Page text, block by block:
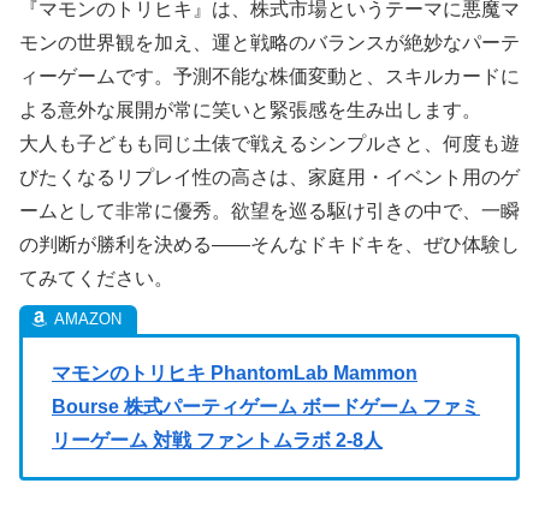
『マモンのトリヒキ』は、株式市場というテーマに悪魔マ
モンの世界観を加え、運と戦略のバランスが絶妙なパーテ
ィーゲームです。予測不能な株価変動と、スキルカードに
よる意外な展開が常に笑いと緊張感を生み出します。
大人も子どもも同じ土俵で戦えるシンプルさと、何度も遊
びたくなるリプレイ性の高さは、家庭用・イベント用のゲ
ームとして非常に優秀。欲望を巡る駆け引きの中で、一瞬
の判断が勝利を決める――そんなドキドキを、ぜひ体験し
てみてください。
マモンのトリヒキ PhantomLab Mammon
Bourse 株式パーティゲーム ボードゲーム ファミ
リーゲーム 対戦 ファントムラボ 2-8人